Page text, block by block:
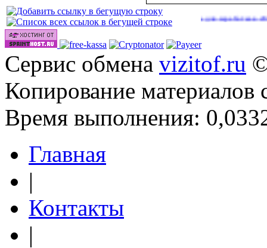
Сайты для заработка в 2026
Сервис обмена vizitof.ru
Копирование материалов
Время выполнения:
Главная
|
Контакты
|